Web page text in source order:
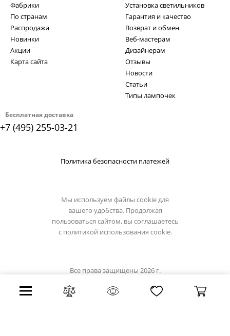
Бесплатная доставка
+7 (495) 255-03-21
Фабрики
По странам
Распродажа
Новинки
Акции
Карта сайта
Установка светильников
Гарантия и качество
Возврат и обмен
Веб-мастерам
Дизайнерам
Отзывы
Новости
Статьи
Типы лампочек
Политика безопасности платежей
Мы используем файлы cookie для
вашего удобства. Продолжая
пользоваться сайтом, вы соглашаетесь
с политикой использования cookie.
Все права защищены 2026 г.